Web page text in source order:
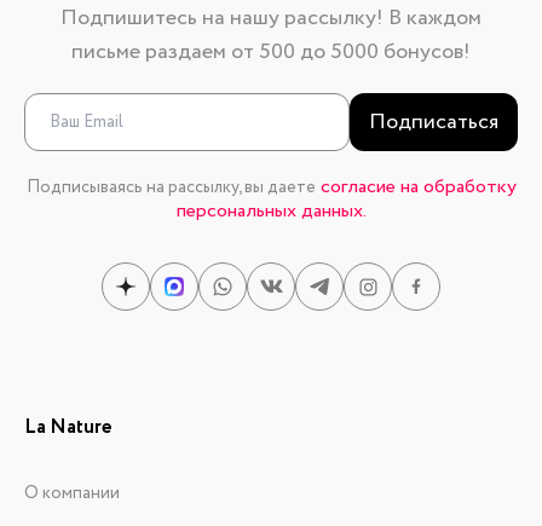
Подпишитесь на нашу рассылку! В каждом
письме раздаем от 500 до 5000 бонусов!
Подписаться
Подписываясь на рассылку, вы даете согласие на обработку
персональных данных.
La Nature
О компании